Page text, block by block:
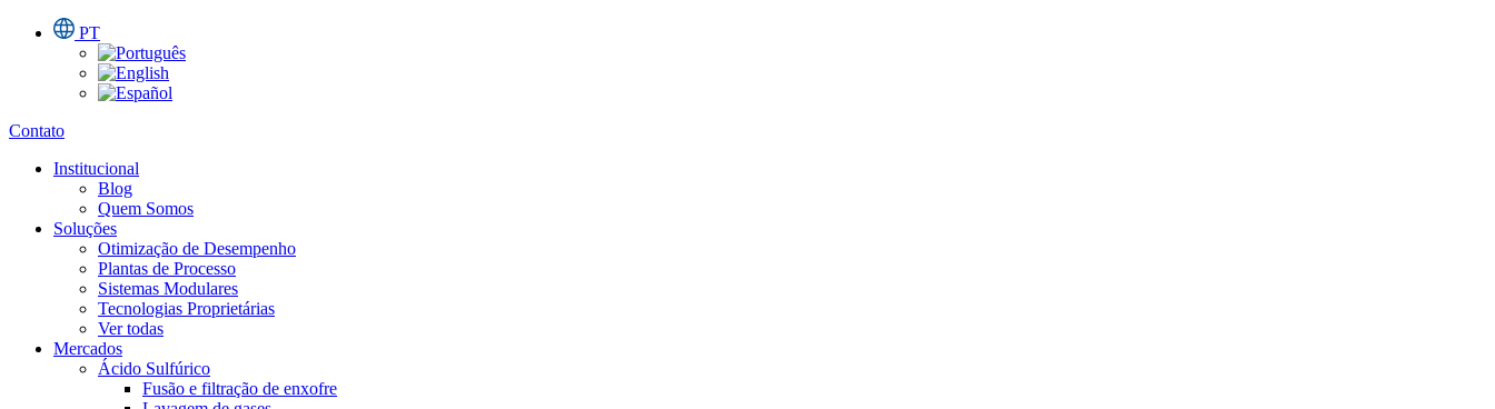
PT
Contato
Institucional
Blog
Quem Somos
Soluções
Otimização de Desempenho
Plantas de Processo
Sistemas Modulares
Tecnologias Proprietárias
Ver todas
Mercados
Ácido Sulfúrico
Fusão e filtração de enxofre